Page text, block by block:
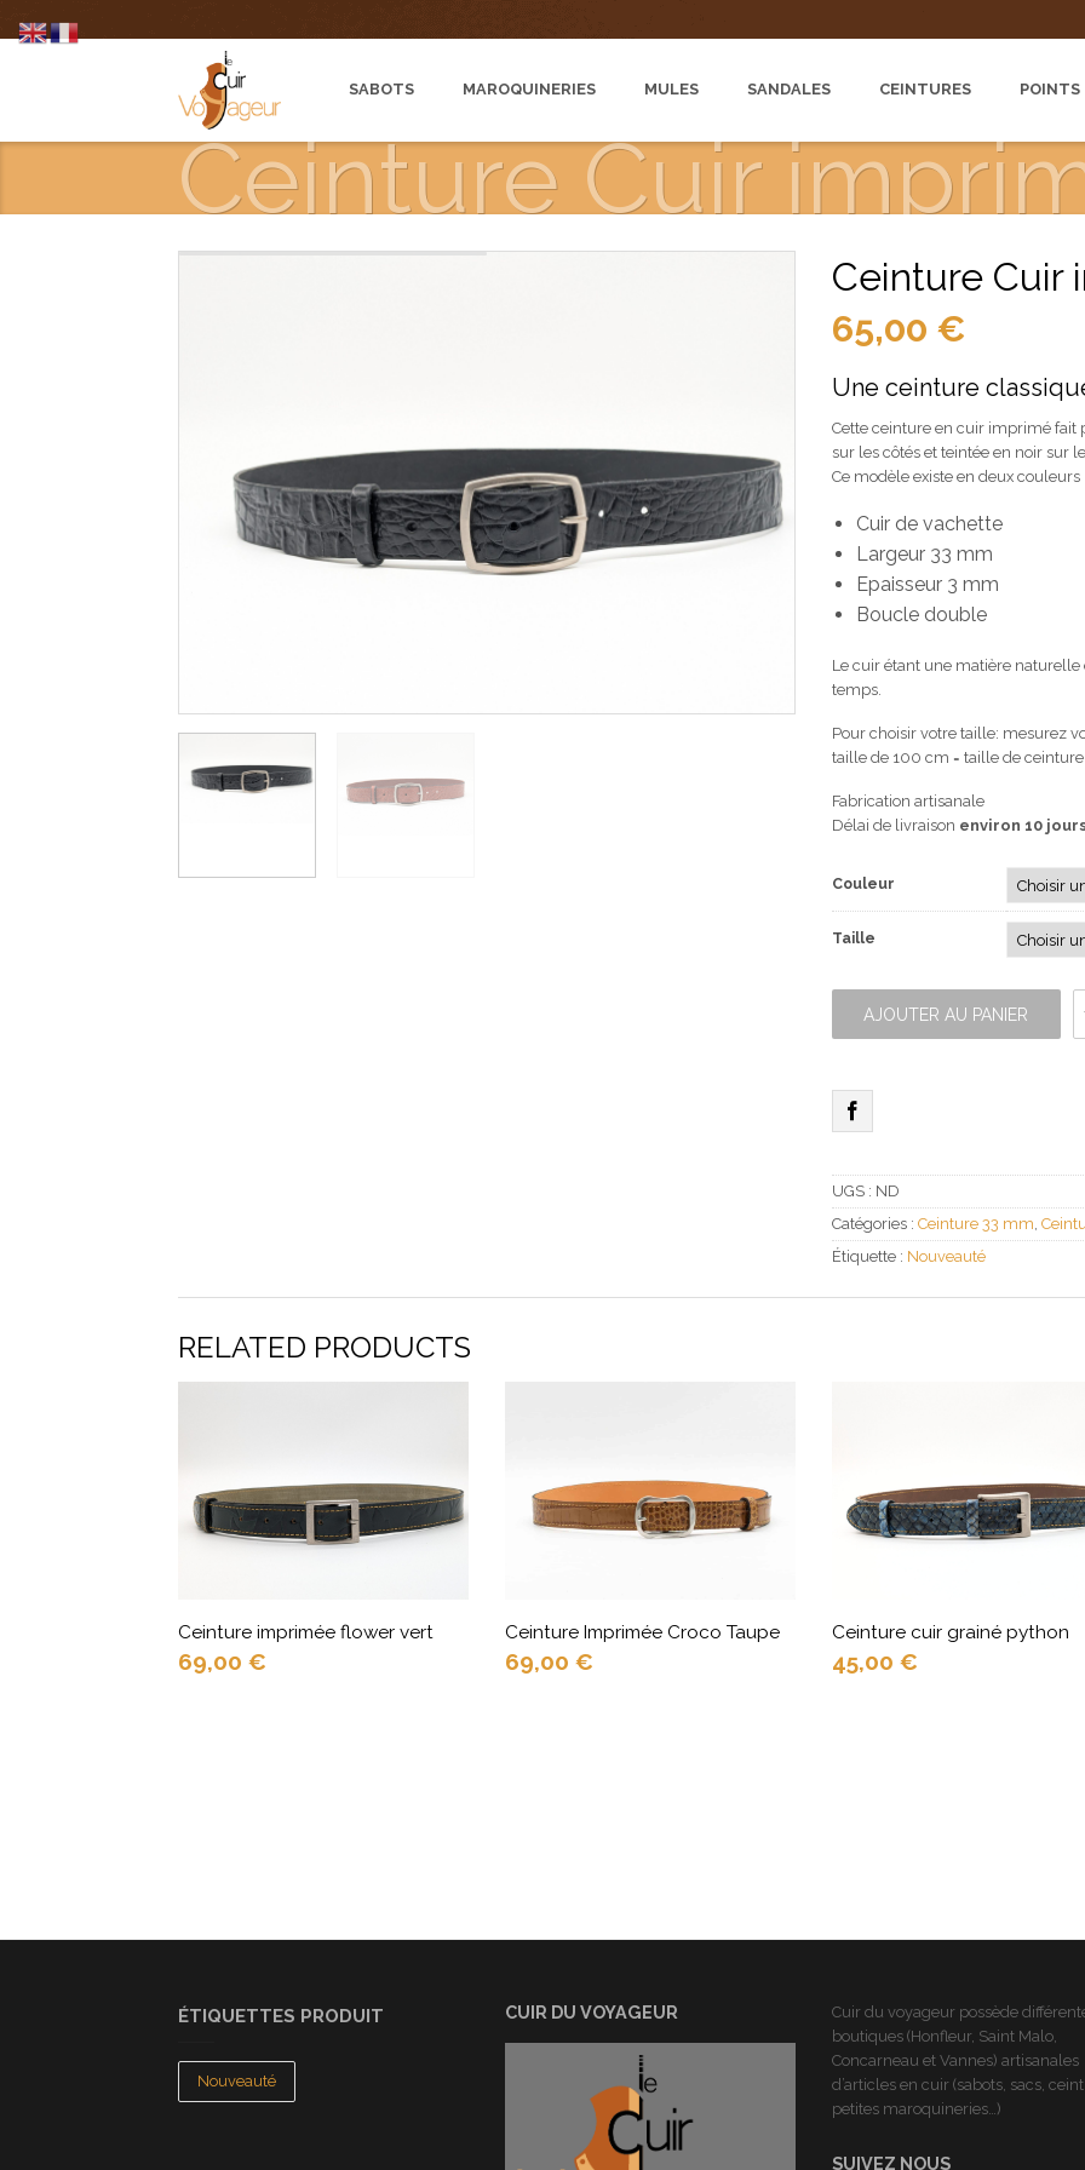
SABOTS MAROQUINERIES MULES SANDALES CEINTURES POINTS
Ceinture Cuir
Ceinture Cuir
65,00 €
Une ceinture
Cette ceinture en cuir imprimé fait
sur les côtés et teintée en noir sur
Ce modèle existe en deux
Cuir de vachette
Largeur 33 mm
Epaisseur 3 mm
Boucle double
Le cuir étant une matière
temps.
Pour choisir votre taille: mesurez
taille de 100 cm = taille de
Fabrication artisanale
Délai de livraison environ 10
Couleur
Taille
AJOUTER AU PANIER
quantité
Ceinture
Croco
UGS : ND
Catégories : Ceinture 33 mm,
Étiquette : Nouveauté
RELATED PRODUCTS
Ceinture imprimée flower vert
69,00 €
Ceinture Imprimée Croco Taupe
69,00 €
Ceinture cuir grainé python
45,00 €
ÉTIQUETTES PRODUIT
Nouveauté
CUIR DU VOYAGEUR
Cuir du voyageur possède
boutiques (Honfleur, Saint Malo,
Concarneau et Vannes) artisanales
d’articles en cuir (sabots, sacs,
petites maroquineries…)
SUIVEZ NOUS